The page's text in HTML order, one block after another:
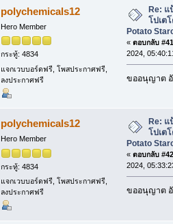
polychemicals12
Hero Member
กระทู้: 4834
แจกเวบบอร์ดฟรี, โพสประกาศฟรี,
ลงประกาศฟรี
Re: แ
โปเต
Potato
« ตอบกลับ
2024,
ขออนุญาต
polychemicals12
Hero Member
กระทู้: 4834
แจกเวบบอร์ดฟรี, โพสประกาศฟรี,
ลงประกาศฟรี
Re: แ
โปเต
Potato
« ตอบกลับ
2024,
ขออนุญาต